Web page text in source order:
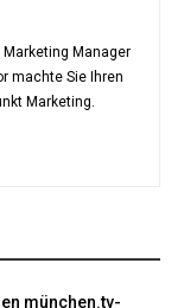
Manager
machte Sie Ihren
Marketing.
münchen.tv-